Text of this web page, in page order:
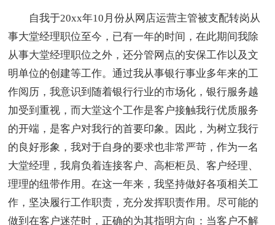
自我于20xx年10月份从网店运营主管被支配转岗从
事大堂经理职位至今，已有一年的时间，在此期间我除
从事大堂经理职位之外，还分管网点的安保工作以及文
明单位的创建等工作。通过我从事银行事业多年来的工
作阅历，我意识到随着银行行业的市场化，银行服务越
加受到重视，而大堂这个工作是客户接触我行优质服务
的开端，是客户对我行的首要印象。因此，为树立我行
的良好形象，我对于自身的要求也非常严苛，作为一名
大堂经理，我肩负着连接客户、高柜柜员、客户经理、
理理的纽带作用。在这一年来，我坚持做好各项相关工
作，坚决履行工作职责，充分发挥职责作用。尽可能的
做到在客户迷茫时，正确的为其指明方向：当客户不解